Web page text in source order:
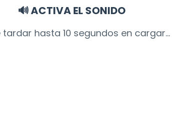
🔊ACTIVA EL SONIDO
tardar hasta 10 segundos en cargar...